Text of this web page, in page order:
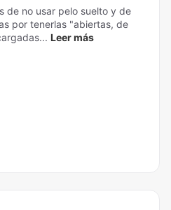
de no usar pelo suelto y de
por tenerlas "abiertas, de
Leer más